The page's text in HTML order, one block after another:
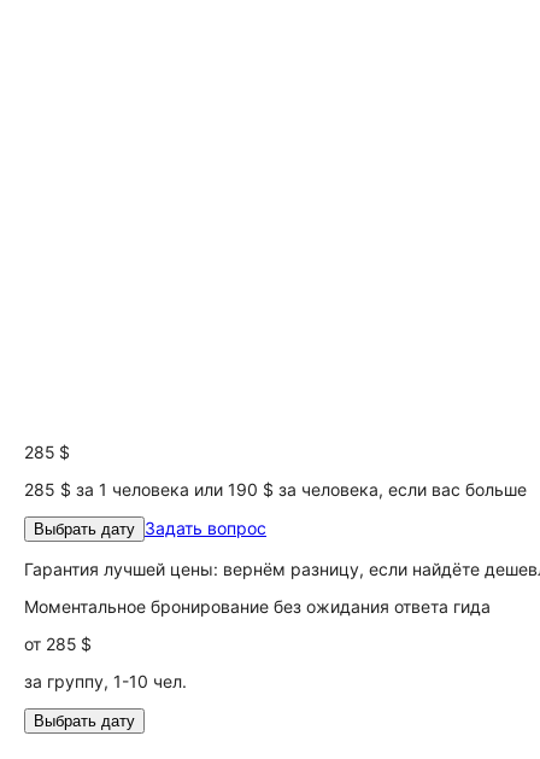
285 $
285 $ за 1 человека или 190 $ за человека, если вас больше
Выбрать дату Задать вопрос
Гарантия лучшей цены: вернём разницу, если найдёте
Моментальное бронирование без ожидания ответа гида
от 285 $
за группу, 1-10 чел.
Выбрать дату